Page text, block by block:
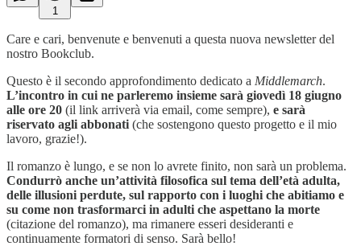
1
Care e cari, benvenute e benvenuti a questa nuova newsletter del
nostro Bookclub.
Questo è il secondo approfondimento dedicato a Middlemarch.
L’incontro in cui ne parleremo insieme sarà giovedì 18 giugno
alle ore 20 (il link arriverà via email, come sempre), e sarà
riservato agli abbonati (che sostengono questo progetto e il mio
lavoro, grazie!).
Il romanzo è lungo, e se non lo avrete finito, non sarà un problema.
Condurrò anche un’attività filosofica sul tema dell’età adulta,
delle illusioni perdute, sul rapporto con i luoghi che abitiamo e
su come non trasformarci in adulti che aspettano la morte
(citazione del romanzo), ma rimanere esseri desideranti e
continuamente formatori di senso. Sarà bello!